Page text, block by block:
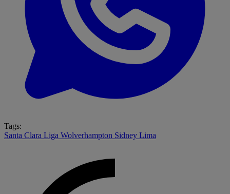
Tags:
Santa Clara Liga Wolverhampton Sidney Lima